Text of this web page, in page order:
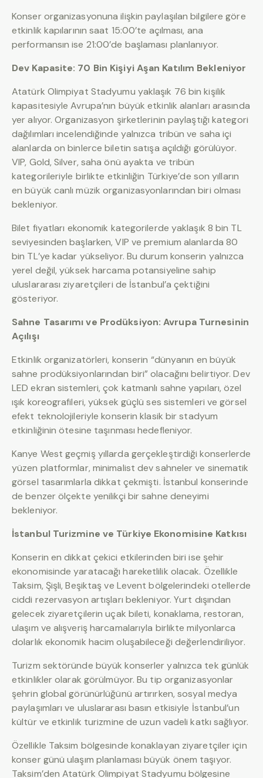
Konser organizasyonuna ilişkin paylaşılan bilgilere göre
etkinlik kapılarının saat 15:00’te açılması, ana
performansın ise 21:00’de başlaması planlanıyor.
Dev Kapasite: 70 Bin Kişiyi Aşan Katılım Bekleniyor
Atatürk Olimpiyat Stadyumu yaklaşık 76 bin kişilik
kapasitesiyle Avrupa’nın büyük etkinlik alanları arasında
yer alıyor. Organizasyon şirketlerinin paylaştığı kategori
dağılımları incelendiğinde yalnızca tribün ve saha içi
alanlarda on binlerce biletin satışa açıldığı görülüyor.
VIP, Gold, Silver, saha önü ayakta ve tribün
kategorileriyle birlikte etkinliğin Türkiye’de son yılların
en büyük canlı müzik organizasyonlarından biri olması
bekleniyor.
Bilet fiyatları ekonomik kategorilerde yaklaşık 8 bin TL
seviyesinden başlarken, VIP ve premium alanlarda 80
bin TL’ye kadar yükseliyor. Bu durum konserin yalnızca
yerel değil, yüksek harcama potansiyeline sahip
uluslararası ziyaretçileri de İstanbul’a çektiğini
gösteriyor.
Sahne Tasarımı ve Prodüksiyon: Avrupa Turnesinin
Açılışı
Etkinlik organizatörleri, konserin “dünyanın en büyük
sahne prodüksiyonlarından biri” olacağını belirtiyor. Dev
LED ekran sistemleri, çok katmanlı sahne yapıları, özel
ışık koreografileri, yüksek güçlü ses sistemleri ve görsel
efekt teknolojileriyle konserin klasik bir stadyum
etkinliğinin ötesine taşınması hedefleniyor.
Kanye West geçmiş yıllarda gerçekleştirdiği konserlerde
yüzen platformlar, minimalist dev sahneler ve sinematik
görsel tasarımlarla dikkat çekmişti. İstanbul konserinde
de benzer ölçekte yenilikçi bir sahne deneyimi
bekleniyor.
İstanbul Turizmine ve Türkiye Ekonomisine Katkısı
Konserin en dikkat çekici etkilerinden biri ise şehir
ekonomisinde yaratacağı hareketlilik olacak. Özellikle
Taksim, Şişli, Beşiktaş ve Levent bölgelerindeki otellerde
ciddi rezervasyon artışları bekleniyor. Yurt dışından
gelecek ziyaretçilerin uçak bileti, konaklama, restoran,
ulaşım ve alışveriş harcamalarıyla birlikte milyonlarca
dolarlık ekonomik hacim oluşabileceği değerlendiriliyor.
Turizm sektöründe büyük konserler yalnızca tek günlük
etkinlikler olarak görülmüyor. Bu tip organizasyonlar
şehrin global görünürlüğünü artırırken, sosyal medya
paylaşımları ve uluslararası basın etkisiyle İstanbul’un
kültür ve etkinlik turizmine de uzun vadeli katkı sağlıyor.
Özellikle Taksim bölgesinde konaklayan ziyaretçiler için
konser günü ulaşım planlaması büyük önem taşıyor.
Taksim’den Atatürk Olimpiyat Stadyumu bölgesine